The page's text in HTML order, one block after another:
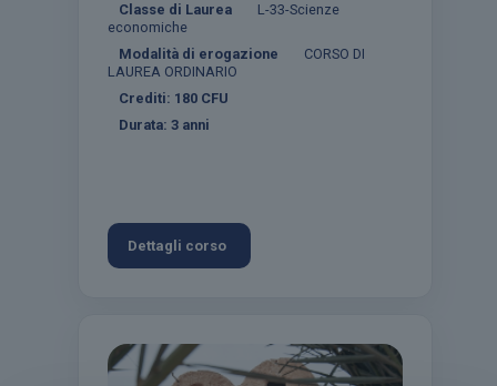
Classe di Laurea
L-33-Scienze
economiche
Modalità di erogazione
CORSO DI
LAUREA ORDINARIO
Crediti: 180 CFU
Durata: 3 anni
Dettagli corso